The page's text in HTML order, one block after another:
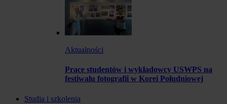
Aktualności
Prace studentów i wykładowcy USWPS na
festiwalu fotografii w Korei Południowej
Studia i szkolenia